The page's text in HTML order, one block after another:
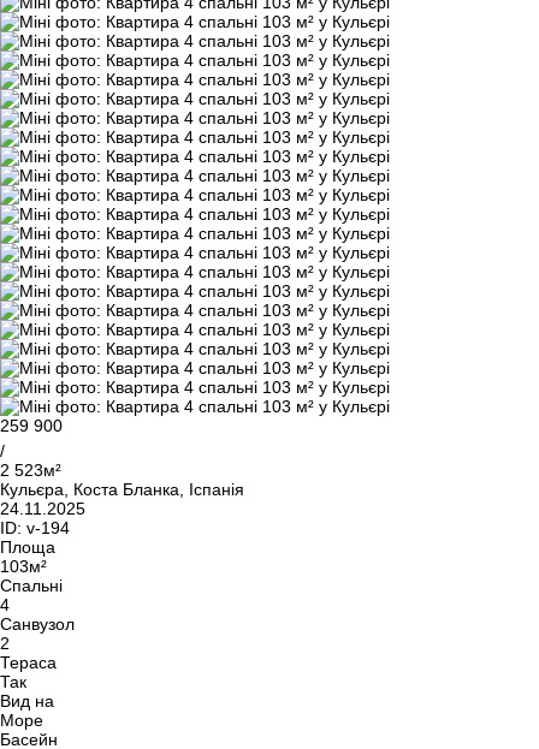
259 900
/
2 523м²
Кульєра, Коста Бланка, Іспанія
24.11.2025
ID: v-194
Площа
103м²
Спальні
4
Санвузол
2
Тераса
Так
Вид на
Море
Басейн